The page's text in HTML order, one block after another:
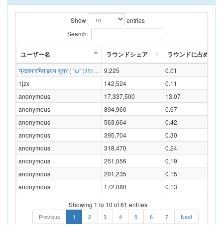
Show
entries
Search:
ユーザー名 ラウンドシェア ラウンドに占める割
'प्रज्ञापारमिताहृदय सूत्र ( ˘ω˘ )ｽﾔｧ… 9,225
0.01
1jzx
142,524
0.11
anonymous
17,337,500
13.07
anonymous
894,960
0.67
anonymous
563,664
0.42
anonymous
395,704
0.30
anonymous
318,470
0.24
anonymous
251,056
0.19
anonymous
201,235
0.15
anonymous
172,080 0.13
Showing 1 to 10 of 61 entries
Previous 1 2 3 4 5 6 7 Next